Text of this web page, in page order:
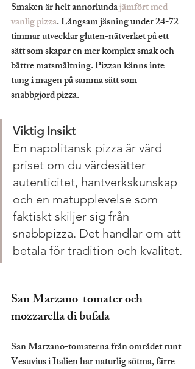
Smaken är helt annorlunda jämfört med
vanlig pizza. Långsam jäsning under 24-72
timmar utvecklar gluten-nätverket på ett
sätt som skapar en mer komplex smak och
bättre matsmältning. Pizzan känns inte
tung i magen på samma sätt som
snabbgjord pizza.
Viktig Insikt
En napolitansk pizza är värd
priset om du värdesätter
autenticitet, hantverkskunskap
och en matupplevelse som
faktiskt skiljer sig från
snabbpizza. Det handlar om att
betala för tradition och kvalitet.
San Marzano-tomater och
mozzarella di bufala
San Marzano-tomaterna från området runt
Vesuvius i Italien har naturlig sötma, färre